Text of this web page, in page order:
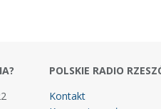
POLSKIE RADIO
Kontakt